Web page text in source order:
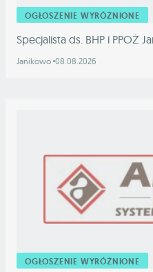
OGŁOSZENIE WYRÓŻNIONE
Specjalista ds. BHP i PPOŻ
Janikowo 08.08.2026
OGŁOSZENIE WYRÓŻNIONE